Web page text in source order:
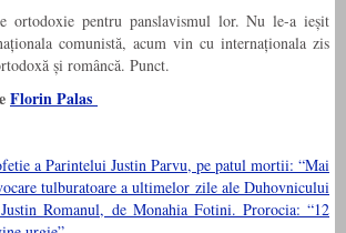
ortodoxie pentru panslavismul lor. Nu le-a ieșit
comunistă, acum vin cu internaționala zis
și româncă. Punct.
Florin Palas
a Parintelui Justin Parvu, pe patul mortii: “Mai
tulburatoare a ultimelor zile ale Duhovnicului
Romanul, de Monahia Fotini. Prorocia: “12